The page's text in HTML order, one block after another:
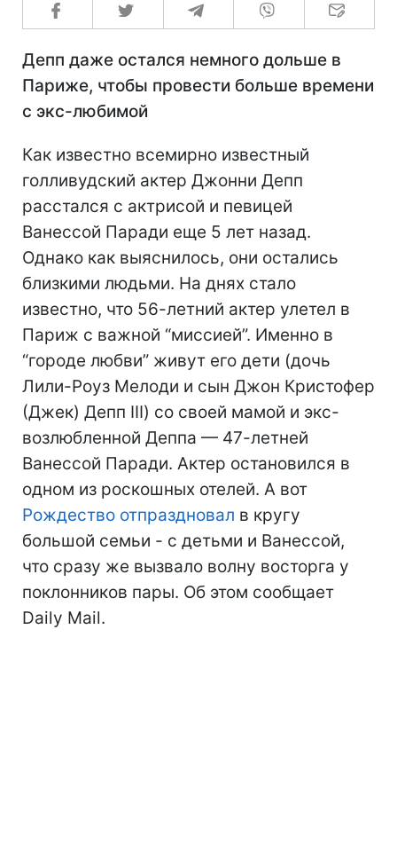
Депп даже остался немного дольше в
Париже, чтобы провести больше времени
с экс-любимой
Как известно всемирно известный
голливудский актер Джонни Депп
расстался с актрисой и певицей
Ванессой Паради еще 5 лет назад.
Однако как выяснилось, они остались
близкими людьми. На днях стало
известно, что 56-летний актер улетел в
Париж с важной “миссией”. Именно в
“городе любви” живут его дети (дочь
Лили-Роуз Мелоди и сын Джон Кристофер
(Джек) Депп III) со своей мамой и экс-
возлюбленной Деппа — 47-летней
Ванессой Паради. Актер остановился в
одном из роскошных отелей. А вот
Рождество отпраздновал в кругу
большой семьи - с детьми и Ванессой,
что сразу же вызвало волну восторга у
поклонников пары. Об этом сообщает
Daily Mail.